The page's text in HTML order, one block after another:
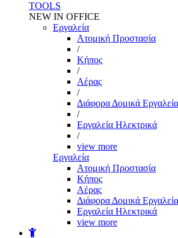
TOOLS
NEW IN OFFICE
Εργαλεία
Aτομική Προστασία
/
Kήπος
/
Αέρας
/
Διάφορα Δομικά
/
Εργαλεία Ηλεκτρικά
/
view more
Εργαλεία
Aτομική Προστασία
Kήπος
Αέρας
Διάφορα Δομικά
Εργαλεία Ηλεκτρικά
view more